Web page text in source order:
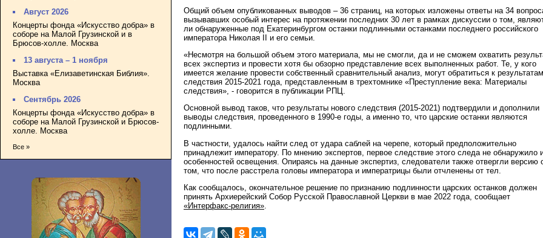
Август 2026
Концерты фонда «Искусство добра» в
соборе на Малой Грузинской и в
Брюсов-холле. Москва
13 августа – 1 ноября
Выставка «Елизаветинская Библия».
Москва
Сентябрь 2026
Концерты фонда «Искусство добра» в
соборе на Малой Грузинской и Брюсов-
холле. Москва
Все »
Общий объем опубликованных выводов – 36 страниц, на которых изложены ответы на 34
вызывавших особый интерес на протяжении последних 30 лет в рамках дискуссии о том,
ли обнаруженные под Екатеринбургом останки подлинными останками последнего российского
императора Николая II и его семьи.
«Несмотря на большой объем этого материала, мы не смогли, да и не сможем охватить
всех экспертиз и провести хотя бы обзорно представление всех выполненных работ. Те, у кого
имеется желание провести собственный сравнительный анализ, могут обратиться к результатам
следствия 2015-2021 года, представленным в трехтомнике «Преступление века: Материалы
следствия», - говорится в публикации РПЦ.
Основной вывод таков, что результаты нового следствия (2015-2021) подтвердили и дополнили
выводы следствия, проведенного в 1990-е годы, а именно то, что царские останки являются
подлинными.
В частности, удалось найти след от удара саблей на черепе, который предположительно
принадлежит императору. По мнению экспертов, первое следствие этого следа не обнаружило
особенностей освещения. Опираясь на данные экспертиз, следователи также отвергли версию
том, что после расстрела головы императора и императрицы были отчленены от тел.
Как сообщалось, окончательное решение по признанию подлинности царских останков должен
принять Архиерейский Собор Русской Православной Церкви в мае 2022 года, сообщает
«Интерфакс-религия»